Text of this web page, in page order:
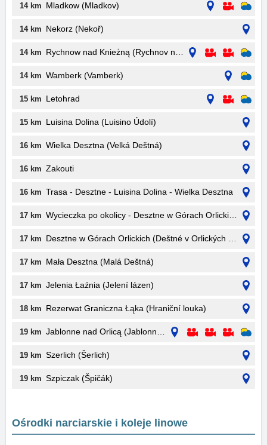
14 km Mladkow (Mladkov)
14 km Nekorz (Nekoř)
14 km Rychnow nad Knieżną (Rychnov nad Kněžnou)
14 km Wamberk (Vamberk)
15 km Letohrad
15 km Luisina Dolina (Luisino Údolí)
16 km Wielka Desztna (Velká Deštná)
16 km Zakouti
16 km Trasa - Desztne - Luisina Dolina - Wielka Desztna
17 km Wycieczka po okolicy - Desztne w Górach Orlickich
17 km Desztne w Górach Orlickich (Deštné v Orlických horách)
17 km Mała Desztna (Malá Deštná)
17 km Jelenia Łaźnia (Jelení lázen)
18 km Rezerwat Graniczna Łąka (Hraniční louka)
19 km Jablonne nad Orlicą (Jablonné nad Orlicí)
19 km Szerlich (Šerlich)
19 km Szpiczak (Špičák)
Ośrodki narciarskie i koleje linowe